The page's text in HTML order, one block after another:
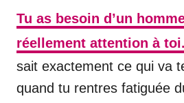
Tu as besoin d’un
réellement attention à toi.
sait exactement ce qui va
quand tu rentres fatiguée